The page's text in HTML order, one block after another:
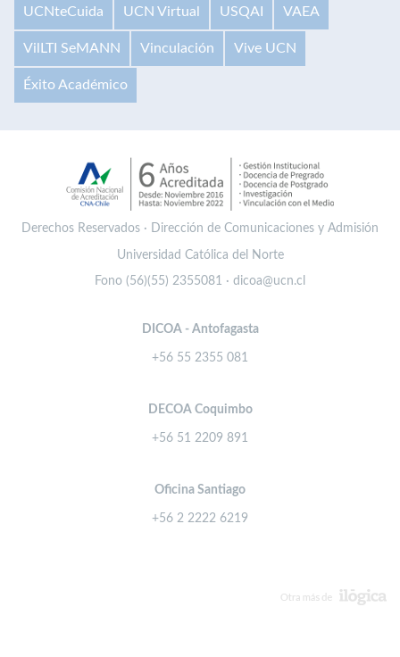
UCNteCuida UCN Virtual USQAI VAEA
VilLTI SeMANN Vinculación Vive UCN
Éxito Académico
Derechos Reservados · Dirección de Comunicaciones y Admisión
Universidad Católica del Norte
Fono (56)(55) 2355081 · dicoa@ucn.cl
DICOA - Antofagasta
+56 55 2355 081
DECOA Coquimbo
+56 51 2209 891
Oficina Santiago
+56 2 2222 6219